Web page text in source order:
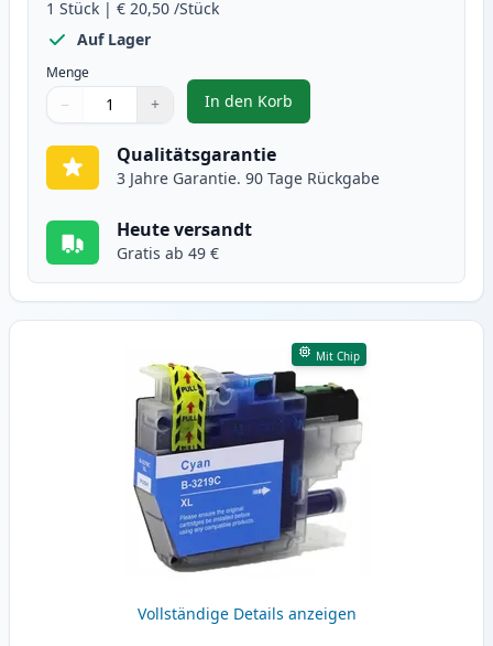
1 Stück | € 20,50 /Stück
Auf Lager
Menge
Verwenden Sie die Tasten, um anzupassen
− +
1
In den Korb
, Brother LC3219BK schwarz
Qualitätsgarantie
3 Jahre Garantie. 90 Tage Rückgabe
Heute versandt
Gratis ab 49 €
Mit Chip
Vollständige Details anzeigen